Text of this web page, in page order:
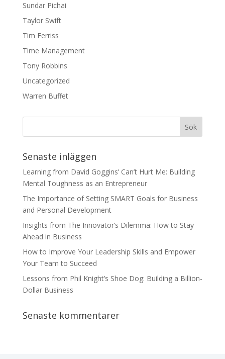
Sundar Pichai
Taylor Swift
Tim Ferriss
Time Management
Tony Robbins
Uncategorized
Warren Buffet
Senaste inläggen
Learning from David Goggins’ Can’t Hurt Me: Building
Mental Toughness as an Entrepreneur
The Importance of Setting SMART Goals for Business
and Personal Development
Insights from The Innovator’s Dilemma: How to Stay
Ahead in Business
How to Improve Your Leadership Skills and Empower
Your Team to Succeed
Lessons from Phil Knight’s Shoe Dog: Building a Billion-
Dollar Business
Senaste kommentarer